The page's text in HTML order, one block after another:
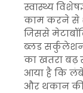
स्वास्थ्य
काम करने से
जिससे
ब्लड
का खतरा बढ़
आया है कि
और थकान की